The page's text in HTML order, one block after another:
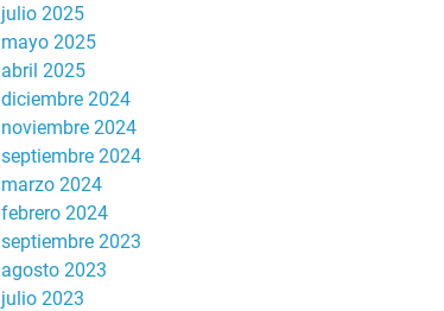
julio 2025
mayo 2025
abril 2025
diciembre 2024
noviembre 2024
septiembre 2024
marzo 2024
febrero 2024
septiembre 2023
agosto 2023
julio 2023